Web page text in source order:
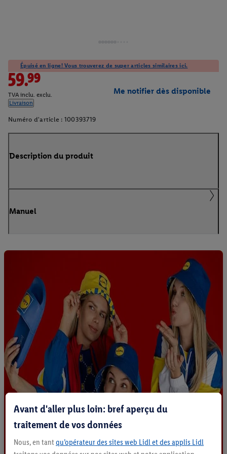
Épuisé en ligne! Vous trouverez de super articles similaires ici.
59.99
TVA inclu. exclu.
Livraison
Me notifier dès disponible
Numéro d'article : 100393719
Description du produit
Manuel
Avant d'aller plus loin: bref aperçu du
traitement de vos données
Nous, en tant qu’opérateur des sites web Lidl et des applis Lidl